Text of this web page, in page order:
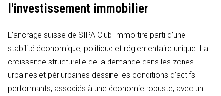
l'investissement immobilier
L’ancrage suisse de SIPA Club Immo tire parti d’une
stabilité économique, politique et réglementaire unique. La
croissance structurelle de la demande dans les zones
urbaines et périurbaines dessine les conditions d’actifs
performants, associés à une économie robuste, avec un